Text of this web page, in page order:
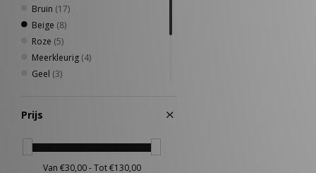
Bruin (17)
Beige (8)
Roze (5)
Meerkleurig (4)
Geel (3)
Paars
Rood
Prijs